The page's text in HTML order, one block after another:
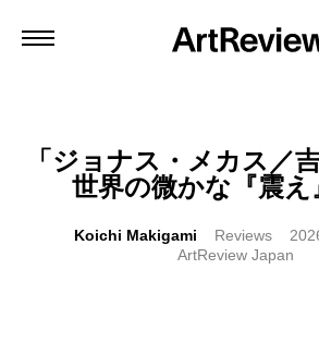
「ジョナス・メカス／
世界の微かな『震え
Koichi Makigami Reviews
ArtReview Japan